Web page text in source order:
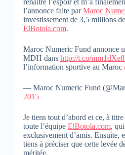
renaître l’espoir et m’a
l’annonce faite parMaroc
investissement de 3,5 millions
ElBotola.com.
Maroc Numeric Fund annonce
MDH dans http://t.co/
l’information sportive au Maroc
— Maroc Numeric Fund
2015
Je tiens tout d’abord et ce, à
toute l’équipe ElBotola.com, qui
exclusivement d’amis. Ensuite,
tiens à préciser que cette levée
méritée.